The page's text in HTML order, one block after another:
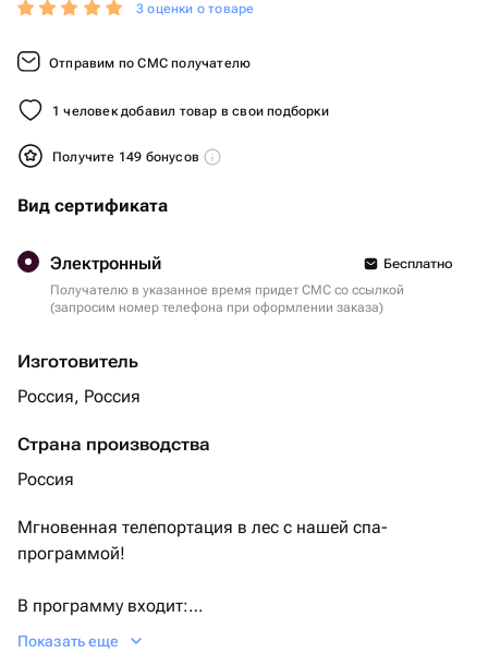
3 оценки о товаре
Отправим по СМС получателю
1 человек добавил товар в свои подборки
Получите 149 бонусов
Вид сертификата
Электронный
Бесплатно
Получателю в указанное время придет СМС со ссылкой
(запросим номер телефона при оформлении заказа)
Изготовитель
Россия, Россия
Страна производства
Россия
Мгновенная телепортация в лес с нашей спа-
программой!
В программу входит:
— Сеанс 60 минут
Показать еще